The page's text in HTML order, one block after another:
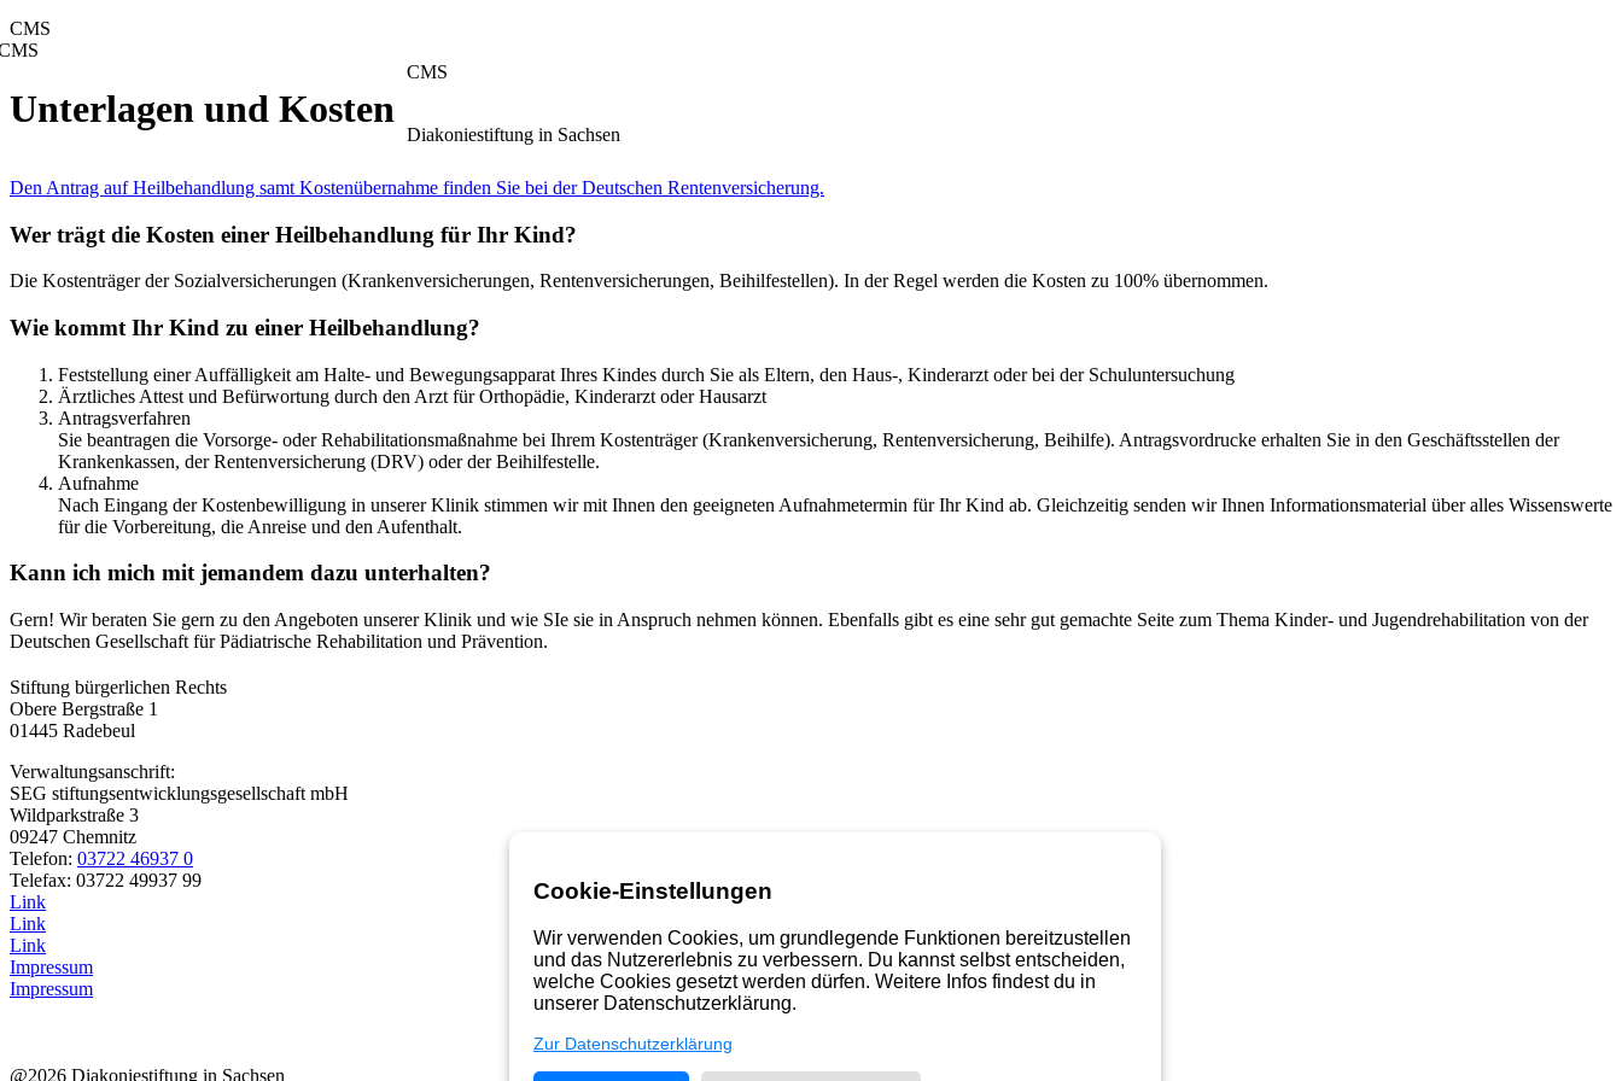
CMS
Unterlagen und Kosten
CMS
Den Antrag auf Heilbehandlung samt Kostenübernahme finden Sie bei der Deutschen Rentenversicherung.
Wer trägt die Kosten einer Heilbehandlung für Ihr Kind?
Die Kostenträger der Sozialversicherungen (Krankenversicherungen, Rentenversicherungen, Beihilfestellen). In der Regel werden die Kosten zu 100% übernommen.
Wie kommt Ihr Kind zu einer Heilbehandlung?
Feststellung einer Auffälligkeit am Halte- und Bewegungsapparat Ihres Kindes durch Sie als Eltern, den Haus-, Kinderarzt oder bei der Schuluntersuchung
Ärztliches Attest und Befürwortung durch den Arzt für Orthopädie, Kinderarzt oder Hausarzt
Antragsverfahren
Sie beantragen die Vorsorge- oder Rehabilitationsmaßnahme bei Ihrem Kostenträger (Krankenversicherung, Rentenversicherung, Beihilfe). Antragsvordrucke erhalten Sie in den Geschäftsstellen der
Krankenkassen, der Rentenversicherung (DRV) oder der Beihilfestelle.
Aufnahme
Nach Eingang der Kostenbewilligung in unserer Klinik stimmen wir mit Ihnen den geeigneten Aufnahmetermin für Ihr Kind ab. Gleichzeitig senden wir Ihnen Informationsmaterial über alles Wissenswerte
für die Vorbereitung, die Anreise und den Aufenthalt.
Kann ich mich mit jemandem dazu unterhalten?
Gern! Wir beraten Sie gern zu den Angeboten unserer Klinik und wie SIe sie in Anspruch nehmen können. Ebenfalls gibt es eine sehr gut gemachte Seite zum Thema Kinder- und Jugendrehabilitation von der
Deutschen Gesellschaft für Pädiatrische Rehabilitation und Prävention.
Diakoniestiftung in Sachsen
Stiftung bürgerlichen Rechts
Obere Bergstraße 1
01445 Radebeul
Verwaltungsanschrift:
SEG stiftungsentwicklungsgesellschaft mbH
Wildparkstraße 3
09247 Chemnitz
Telefon: 03722 46937 0
Telefax: 03722 49937 99
Link
Link
Link
Impressum
Impressum
@2026 Diakoniestiftung in Sachsen
Cookie-Einstellungen
Wir verwenden Cookies, um grundlegende Funktionen bereitzustellen
und das Nutzererlebnis zu verbessern. Du kannst selbst entscheiden,
welche Cookies gesetzt werden dürfen. Weitere Infos findest du in
unserer Datenschutzerklärung.
Zur Datenschutzerklärung